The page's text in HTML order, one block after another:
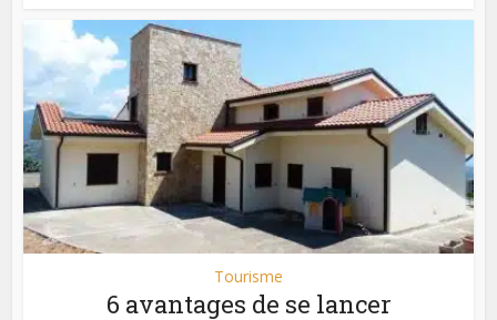
Tourisme
6 avantages de se lancer